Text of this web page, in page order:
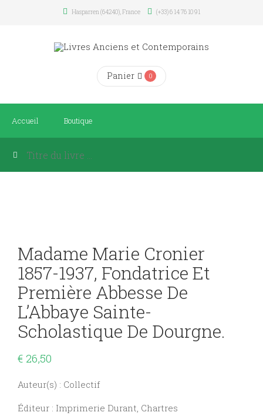
Hasparren (64240), France (+33) 6 14 76 10 91
Panier 0
Accueil Boutique
Madame Marie Cronier
1857-1937, Fondatrice Et
Première Abbesse De
L’Abbaye Sainte-
Scholastique De Dourgne.
€ 26,50
Auteur(s) : Collectif
Éditeur : Imprimerie Durant, Chartres